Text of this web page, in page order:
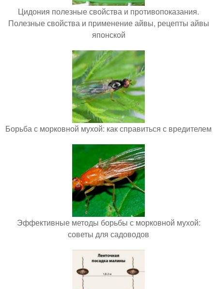
Цидония полезные свойства и противопоказания.
Полезные свойства и применение айвы, рецепты айвы
японской
Борьба с морковной мухой: как справиться с вредителем
Эффективные методы борьбы с морковной мухой:
советы для садоводов